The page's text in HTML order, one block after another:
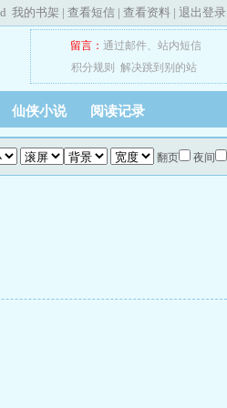
我的书架 | 查看短信 | 查看资料 | 退出登录
留言： 通过邮件、 站内短信
积分规则
解决跳到别的站
仙侠小说 阅读记录
翻页 夜间